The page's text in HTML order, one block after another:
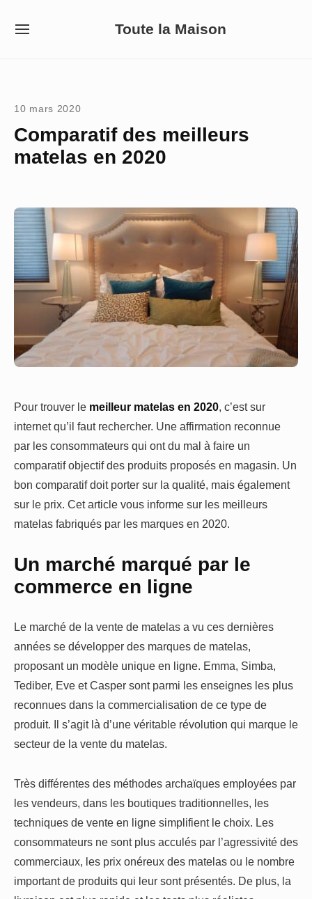
Toute la Maison
SITE
10 mars 2020
Comparatif des meilleurs
matelas en 2020
Pour trouver le meilleur matelas en 2020, c’est sur
internet qu’il faut rechercher. Une affirmation reconnue
par les consommateurs qui ont du mal à faire un
comparatif objectif des produits proposés en magasin. Un
bon comparatif doit porter sur la qualité, mais également
sur le prix. Cet article vous informe sur les meilleurs
matelas fabriqués par les marques en 2020.
Un marché marqué par le
commerce en ligne
Le marché de la vente de matelas a vu ces dernières
années se développer des marques de matelas,
proposant un modèle unique en ligne. Emma, Simba,
Tediber, Eve et Casper sont parmi les enseignes les plus
reconnues dans la commercialisation de ce type de
produit. Il s’agit là d’une véritable révolution qui marque le
secteur de la vente du matelas.
Très différentes des méthodes archaïques employées par
les vendeurs, dans les boutiques traditionnelles, les
techniques de vente en ligne simplifient le choix. Les
consommateurs ne sont plus acculés par l’agressivité des
commerciaux, les prix onéreux des matelas ou le nombre
important de produits qui leur sont présentés. De plus, la